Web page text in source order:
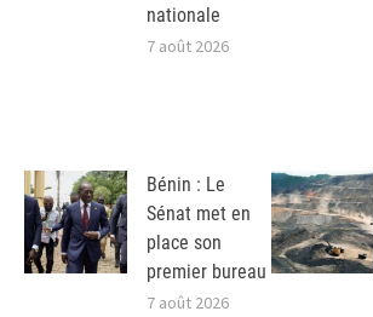
nationale
7 août 2026
Bénin : Le
Sénat met en
place son
premier bureau
7 août 2026